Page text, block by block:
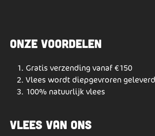
Onze voordelen
Gratis verzending vanaf €150
Vlees wordt diepgevroren geleverd
100% natuurlijk vlees
Vlees van ons